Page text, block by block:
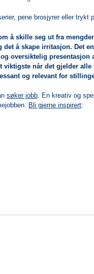
pene brosjyrer eller trykt
å skille seg ut fra
å skape irritasjon. Det
oversiktelig presentasjon
viktigste når det gjelder alle
og relevant for
søker jobb. En kreativ og
Bli gjerne inspirert: